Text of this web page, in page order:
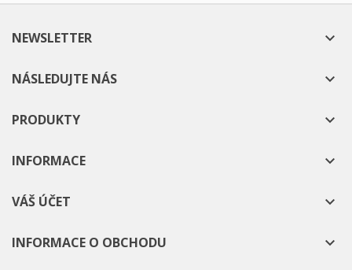
NEWSLETTER 
NÁSLEDUJTE NÁS 
PRODUKTY 
INFORMACE 
VÁŠ ÚČET 
INFORMACE O OBCHODU 